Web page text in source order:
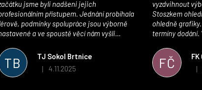
TB
TJ Sokol Brtnice
Hodnocení obchodu je 5 z 5 hvězdiček.
| 4.11.2025
jsme byli nadšeni jejich
přístupem. Jednání probíhala
podmínky spolupráce jsou výborně
a ve spoustě věcí nám vyšli
velmi kvalitní a příjemné na nošení. Velmi
také vytvoření klubového e-shopu,
který je perfektně zpracovaný a výrazně nám
FČ
FK
|
vyzdvihnout
Stoszkem
ohledně grafiky. Jen malinké mínus za delší
termíny dodání.